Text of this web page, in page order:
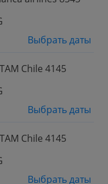
Выбрать даты
Chile 4145
Выбрать даты
Chile 4145
Выбрать даты